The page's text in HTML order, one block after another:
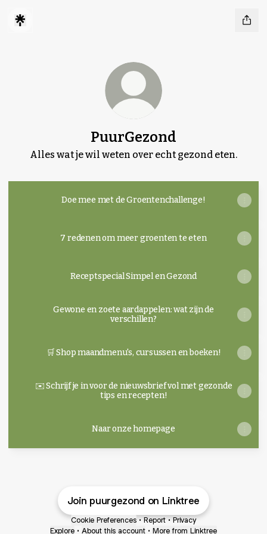
PuurGezond
Alles wat je wil weten over echt gezond eten.
Doe mee met de Groentenchallenge!
7 redenen om meer groenten te eten
Receptspecial Simpel en Gezond
Gewone en zoete aardappelen: wat zijn de
verschillen?
🛒 Shop maandmenu's, cursussen en boeken!
✉️ Schrijf je in voor de nieuwsbrief vol met gezonde
tips en recepten!
Naar onze homepage
Join puurgezond on Linktree
Cookie Preferences • Report • Privacy
Explore • About this account • More from Linktree